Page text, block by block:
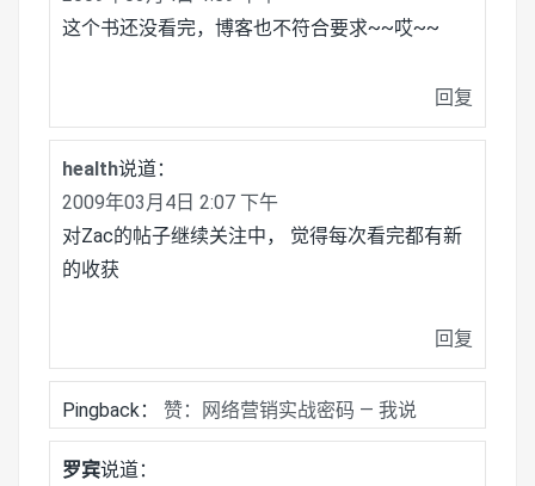
这个书还没看完，博客也不符合要求~~哎~~
回复
health说道：
2009年03月4日 2:07 下午
对Zac的帖子继续关注中， 觉得每次看完都有新
的收获
回复
Pingback： 赞：网络营销实战密码 — 我说
罗宾说道：